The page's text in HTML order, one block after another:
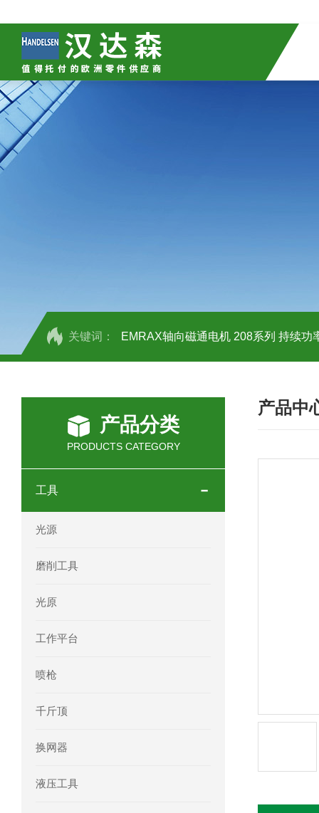
关键词： EMRAX轴向磁通电机 208系列 持续功
OEMER三相同步电机MTES 132SB/2
OEMER三相同步电机MTES 160MA/2
OEMER电机QLS 180M环保农业领域
产品分类
PRODUCTS CATEGORY
工具
光源
磨削工具
光原
工作平台
喷枪
千斤顶
换网器
液压工具
产品中